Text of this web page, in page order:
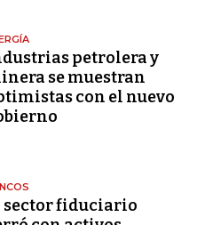
petrolera y
se muestran
con el nuevo
sector fiduciario